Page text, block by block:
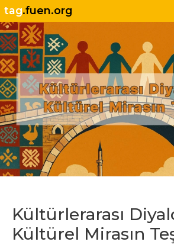
tag.fuen.org
Kültürlerarası
Kültürel Mirasın